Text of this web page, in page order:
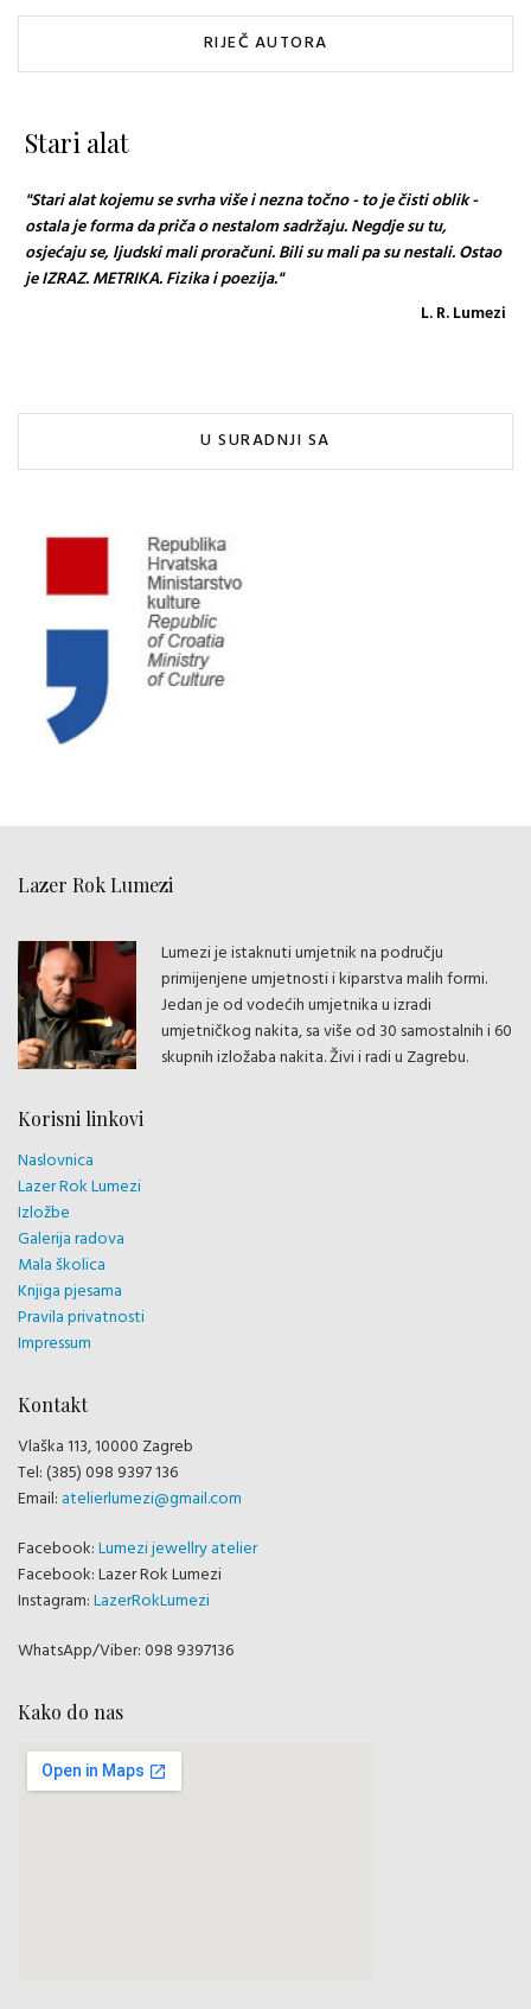
RIJEČ AUTORA
Stari alat
"Stari alat kojemu se svrha više i nezna točno - to je čisti oblik -
ostala je forma da priča o nestalom sadržaju. Negdje su tu,
osjećaju se, ljudski mali proračuni. Bili su mali pa su nestali. Ostao
je IZRAZ. METRIKA. Fizika i poezija."
L. R. Lumezi
U SURADNJI SA
Lazer Rok Lumezi
Lumezi je istaknuti umjetnik na području
primijenjene umjetnosti i kiparstva malih formi.
Jedan je od vodećih umjetnika u izradi
umjetničkog nakita, sa više od 30 samostalnih i 60
skupnih izložaba nakita. Živi i radi u Zagrebu.
Korisni linkovi
Naslovnica
Lazer Rok Lumezi
Izložbe
Galerija radova
Mala školica
Knjiga pjesama
Pravila privatnosti
Impressum
Kontakt
Vlaška 113, 10000 Zagreb
Tel: (385) 098 9397 136
Email: atelierlumezi@gmail.com
Facebook:Lumezi jewellry atelier
Facebook: Lazer Rok Lumezi
Instagram:LazerRokLumezi
WhatsApp/Viber: 098 9397136
Kako do nas